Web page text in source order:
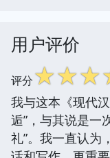
用户评价
评分☆☆☆
我与这本《现代
逅”，与其说是一
礼”。我一直认为